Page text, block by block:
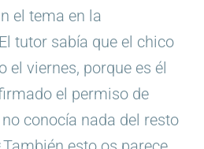
el tema en la
tutor sabía que el chico
el viernes, porque es él
el permiso de
conocía nada del resto